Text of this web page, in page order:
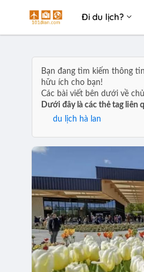
Đi du lịch?
Bạn đang tìm kiếm thông
hữu ích cho bạn!
Các bài viết bên dưới về
Dưới đây là các thẻ tag liên
du lịch hà lan